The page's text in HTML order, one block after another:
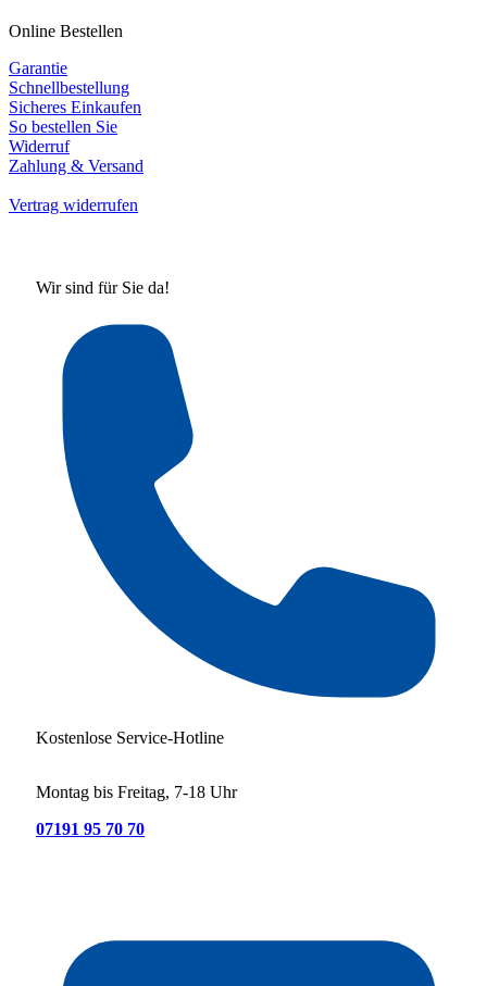
Online Bestellen
Garantie
Schnellbestellung
Sicheres Einkaufen
So bestellen Sie
Widerruf
Zahlung & Versand
Vertrag widerrufen
Wir sind für Sie da!
Kostenlose Service-Hotline
Montag bis Freitag, 7-18 Uhr
07191 95 70 70